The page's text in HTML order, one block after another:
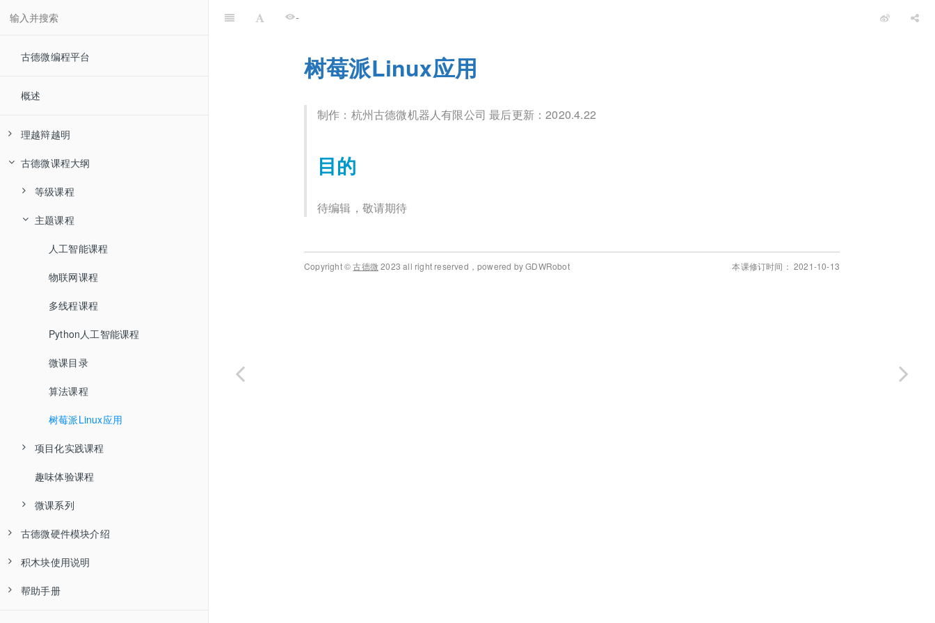
古德微编程平台
概述
理越辩越明
00-怎么学编程
01-少儿编程是不是智商税
古德微课程大纲
等级课程
初级一
初级二
中级一
中级二
高级一
高级二
Python 1
Python 2
Python 3
主题课程
人工智能课程
物联网课程
多线程课程
Python人工智能课程
微课目录
算法课程
树莓派Linux应用
项目化实践课程
人脸识别手势控制拍立得
创意指导课程
趣味体验课程
微课系列
人工智能小创客
山东微课·树莓派入门
山东微课·SenseHat应用
古德微硬件模块介绍
主控制器
树莓派
输入输出
积木块使用说明
基础
帮助手册
-
树莓派Linux应用
制作：杭州古德微机器人有限公司 最后更新：2020.4.22
目的
待编辑，敬请期待
Copyright ©古德微 2023 all right reserved，powered by GDWRobot 本课修订时间： 2021-10-13